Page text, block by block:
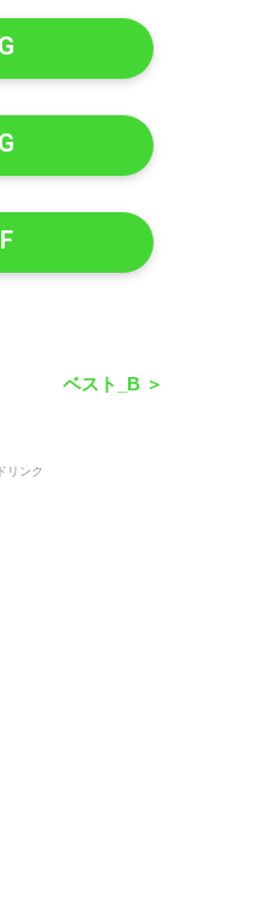
ベスト_B ＞
リンク